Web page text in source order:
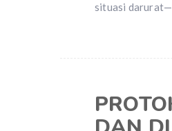
situasi